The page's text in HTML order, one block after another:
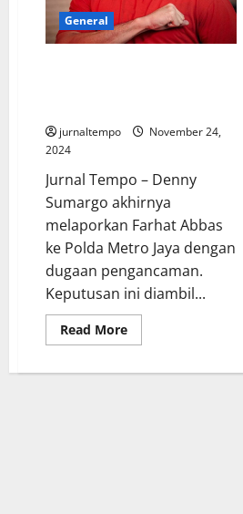
General
jurnaltempo
November 24,
2024
Jurnal Tempo – Denny
Sumargo akhirnya
melaporkan Farhat Abbas
ke Polda Metro Jaya dengan
dugaan pengancaman.
Keputusan ini diambil...
Read MoreRead
more